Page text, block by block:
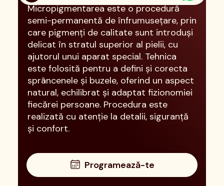
Micropigmentarea este o procedură
semi-permanentă de înfrumusețare, prin
care pigmenți de calitate sunt introduși
delicat în stratul superior al pielii, cu
ajutorul unui aparat special. Tehnica
este folosită pentru a defini și corecta
sprâncenele și buzele, oferind un aspect
natural, echilibrat și adaptat fizionomiei
fiecărei persoane. Procedura este
realizată cu atenție la detalii, siguranță
și confort.
Programează-te